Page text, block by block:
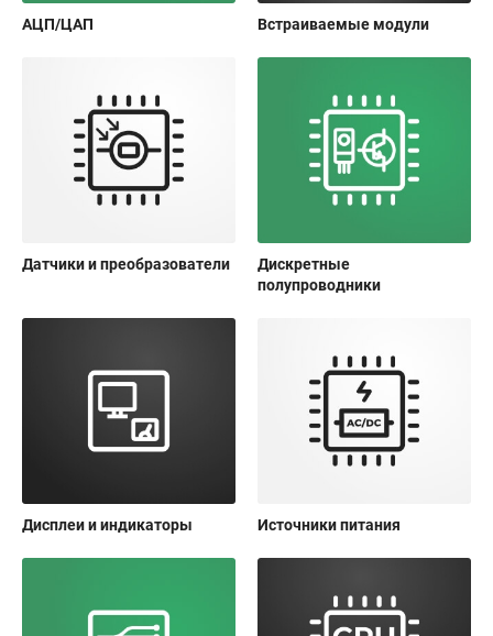
АЦП/ЦАП Встраиваемые модули
Датчики и преобразователи
Дискретные
полупроводники
Дисплеи и индикаторы Источники питания